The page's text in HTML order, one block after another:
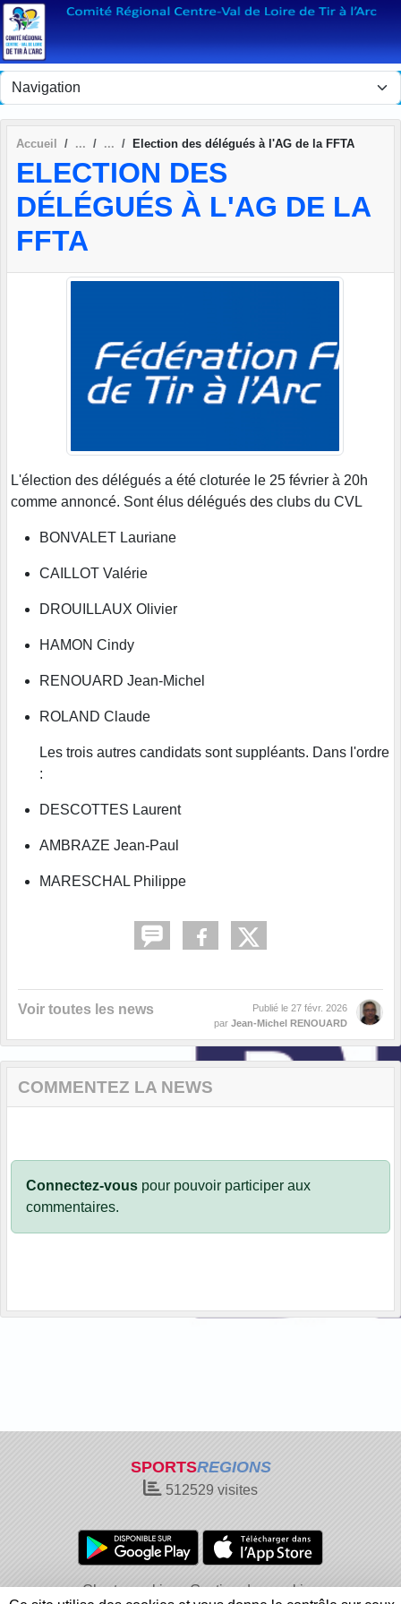
Accueil Election des délégués à l'AG de la FFTA
ELECTION DES
DÉLÉGUÉS À L'AG DE LA
FFTA
L'élection des délégués a été cloturée le 25 février à 20h
comme annoncé. Sont élus délégués des clubs du CVL
BONVALET Lauriane
CAILLOT Valérie
DROUILLAUX Olivier
HAMON Cindy
RENOUARD Jean-Michel
ROLAND Claude
Les trois autres candidats sont suppléants. Dans l'ordre
:
DESCOTTES Laurent
AMBRAZE Jean-Paul
MARESCHAL Philippe
Voir toutes les news Publié le 27 févr. 2026
par Jean-Michel RENOUARD
COMMENTEZ LA NEWS
Connectez-vous pour pouvoir participer aux
commentaires.
SPORTSREGIONS
512529 visites
Charte cookies
Gestion des cookies
Panneau de gestion des cookies